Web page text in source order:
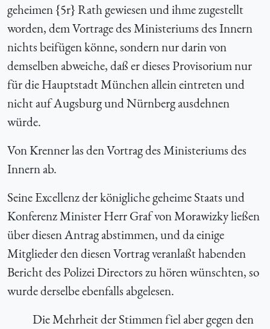
geheimen {5r} Rath gewiesen und ihme zugestellt
worden, dem Vortrage des Ministeriums des Innern
nichts beifügen könne, sondern nur darin von
demselben abweiche, daß er dieses Provisorium nur
für die Hauptstadt München allein eintreten und
nicht auf Augsburg und Nürnberg ausdehnen
würde.
Von Krenner las den Vortrag des Ministeriums des
Innern ab.
Seine Excellenz der königliche geheime Staats und
Konferenz Minister Herr Graf von Morawizky ließen
über diesen Antrag abstimmen, und da einige
Mitglieder den diesen Vortrag veranlaßt habenden
Bericht des Polizei Directors zu hören wünschten, so
wurde derselbe ebenfalls abgelesen.
Die Mehrheit der Stimmen fiel aber gegen den